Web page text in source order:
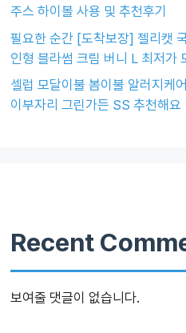
주스 하이볼 사용 및 추천후기
필요한 순간 [도착보장] 젤리캣
인형 블라썸 크림 버니 L 최저가
셀럽 모달이불 봄이불 알러지케
이부자리 그린가든 SS 추천해요
Recent
보여줄 댓글이 없습니다.